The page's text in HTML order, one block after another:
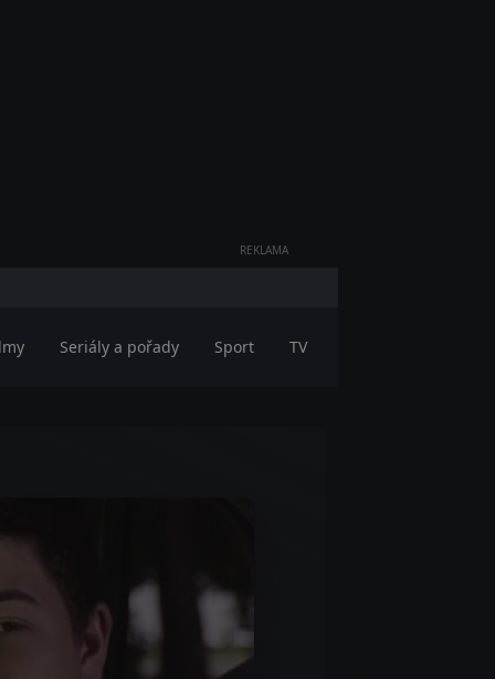
REKLAMA
Seriály a pořady Sport TV